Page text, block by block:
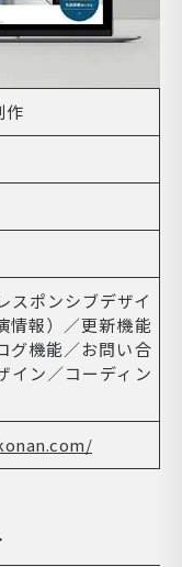
作
スポンシブデザイ
情報）／更新機能
グ機能／お問い合
イン／コーディン